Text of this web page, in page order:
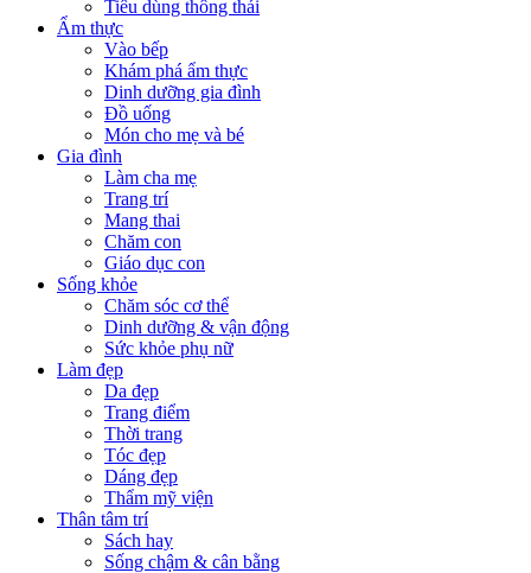
Tiêu dùng thông thái
Ẩm thực
Vào bếp
Khám phá ẩm thực
Dinh dưỡng gia đình
Đồ uống
Món cho mẹ và bé
Gia đình
Làm cha mẹ
Trang trí
Mang thai
Chăm con
Giáo dục con
Sống khỏe
Chăm sóc cơ thể
Dinh dưỡng & vận động
Sức khỏe phụ nữ
Làm đẹp
Da đẹp
Trang điểm
Thời trang
Tóc đẹp
Dáng đẹp
Thẩm mỹ viện
Thân tâm trí
Sách hay
Sống chậm & cân bằng